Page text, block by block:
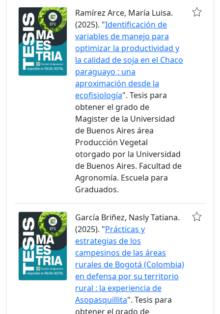
Ramírez Arce, María Luisa.
(2025). "Identificación de
variables de manejo para
optimizar la productividad y
la calidad de soja en el Chaco
paraguayo : una
aproximación desde la
ecofisiología". Tesis para
obtener el grado de
Magister de la Universidad
de Buenos Aires área
Producción Vegetal
otorgado por la Universidad
de Buenos Aires. Facultad de
Agronomía. Escuela para
Graduados.
García Briñez, Nasly Tatiana.
(2025). "Prácticas y
estrategias de los
campesinos de las áreas
rurales de Bogotá (Colombia)
en defensa por su territorio
rural : la experiencia de
Asopasquillita". Tesis para
obtener el grado de